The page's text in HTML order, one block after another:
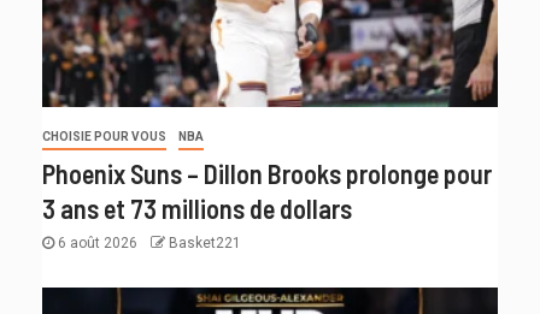
CHOISIE POUR VOUS NBA
Phoenix Suns – Dillon Brooks prolonge pour
3 ans et 73 millions de dollars
6 août 2026 Basket221